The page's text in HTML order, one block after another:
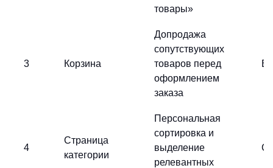
товары»
3 Корзина
Допродажа
сопутствующих
товаров перед
оформлением
заказа
4
Страница
категории
Персональная
сортировка и
выделение
релевантных